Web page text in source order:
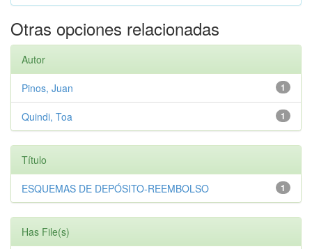
Otras opciones relacionadas
Autor
1
Pinos, Juan
1
Quindi, Toa
Título
1
ESQUEMAS DE DEPÓSITO-REEMBOLSO
Has File(s)